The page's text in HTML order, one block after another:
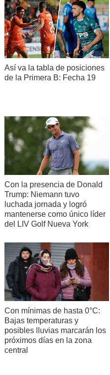
Así va la tabla de posiciones
de la Primera B: Fecha 19
Con la presencia de Donald
Trump: Niemann tuvo
luchada jornada y logró
mantenerse como único líder
del LIV Golf Nueva York
Con mínimas de hasta 0°C:
Bajas temperaturas y
posibles lluvias marcarán los
próximos días en la zona
central